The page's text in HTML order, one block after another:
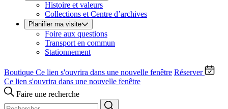
Histoire et valeurs
Collections et Centre d’archives
Planifier ma visite
Foire aux questions
Transport en commun
Stationnement
Boutique Ce lien s'ouvrira dans une nouvelle fenêtre Réserver
Ce lien s'ouvrira dans une nouvelle fenêtre
Faire une recherche